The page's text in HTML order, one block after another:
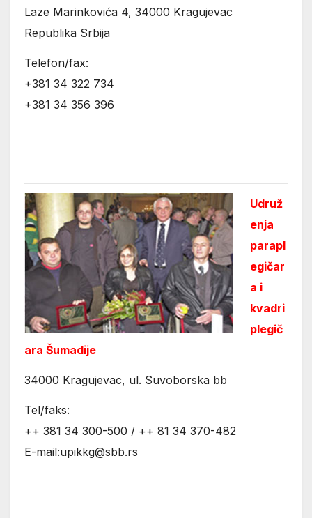
Laze Marinkovića 4, 34000 Kragujevac
Republika Srbija
Telefon/fax:
+381 34 322 734
+381 34 356 396
Udruž
enja
parapl
egičar
a i
kvadri
plegič
ara Šumadije
34000 Kragujevac, ul. Suvoborska bb
Tel/faks:
++ 381 34 300-500 / ++ 81 34 370-482
E-mail:upikkg@sbb.rs